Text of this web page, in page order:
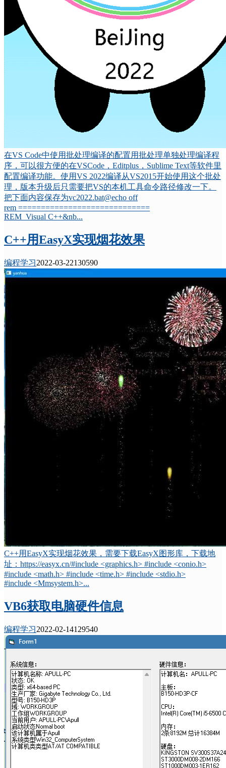
在VS Code中使用批处理编译的配置用批处理单独处理编译程
序，可以很方便的在VSCode，Editplus，Sublime Text等软件里
配置编译功能。使用VS 2022编译从VS2015开始使用这个批处
理，版本升级后只需要把VS的本机工具命令路径修改一下。
把下面内容保存为vc2022.bat@echo off
rem =============================
REM Visual C++&nb...
C++用EasyX实现烟花效果
编程学习2022-03-22130590
C++用EasyX实现烟花效果，需要下载EasyX图形库，下载地
址：https://easyx.cn/#include <graphics.h> #include <conio.h>
#include <math.h> #include <time.h> #include <stdio.h>
#include <Mmsystem.h>...
VB6获取电脑硬件信息
编程学习2022-02-14129540